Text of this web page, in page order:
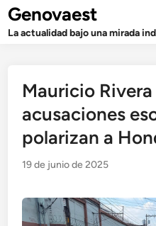
Saltar
contenido
Genovaest
La actualidad bajo una mirada
Mauricio Rivera
acusaciones
polarizan a
19 de junio de 2025